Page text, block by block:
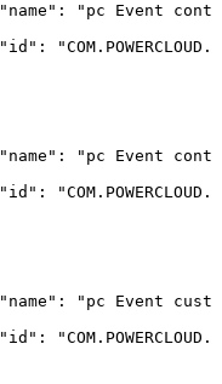
"name" : "pc Event
"id" :
"name" : "pc Event
"id" :
"name" : "pc Event
"id" :